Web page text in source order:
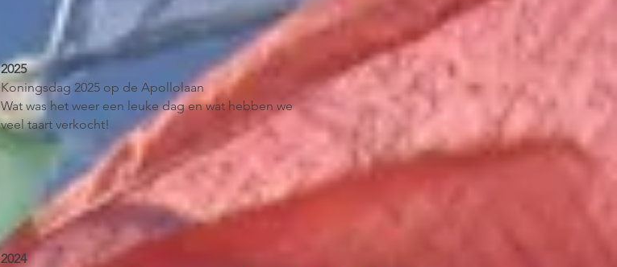
2025
Koningsdag 2025 op de Apollolaan
Wat was het weer een leuke dag en wat hebben we
veel taart verkocht!
2024